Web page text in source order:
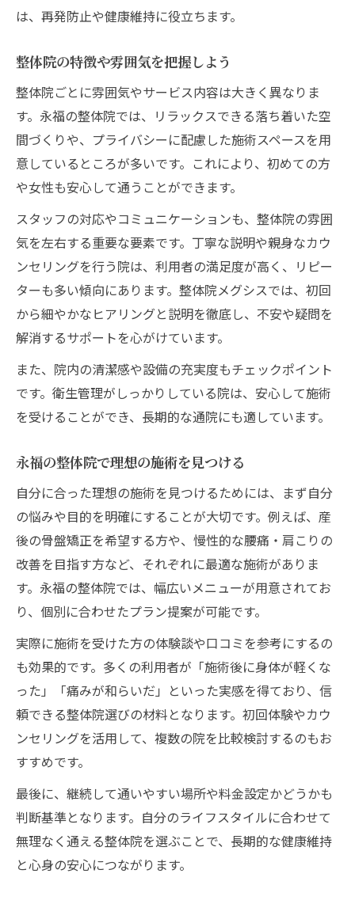
は、再発防止や健康維持に役立ちます。
整体院の特徴や雰囲気を把握しよう
整体院ごとに雰囲気やサービス内容は大きく異なりま
す。永福の整体院では、リラックスできる落ち着いた空
間づくりや、プライバシーに配慮した施術スペースを用
意しているところが多いです。これにより、初めての方
や女性も安心して通うことができます。
スタッフの対応やコミュニケーションも、整体院の雰囲
気を左右する重要な要素です。丁寧な説明や親身なカウ
ンセリングを行う院は、利用者の満足度が高く、リピー
ターも多い傾向にあります。整体院メグシスでは、初回
から細やかなヒアリングと説明を徹底し、不安や疑問を
解消するサポートを心がけています。
また、院内の清潔感や設備の充実度もチェックポイント
です。衛生管理がしっかりしている院は、安心して施術
を受けることができ、長期的な通院にも適しています。
永福の整体院で理想の施術を見つける
自分に合った理想の施術を見つけるためには、まず自分
の悩みや目的を明確にすることが大切です。例えば、産
後の骨盤矯正を希望する方や、慢性的な腰痛・肩こりの
改善を目指す方など、それぞれに最適な施術がありま
す。永福の整体院では、幅広いメニューが用意されてお
り、個別に合わせたプラン提案が可能です。
実際に施術を受けた方の体験談や口コミを参考にするの
も効果的です。多くの利用者が「施術後に身体が軽くな
った」「痛みが和らいだ」といった実感を得ており、信
頼できる整体院選びの材料となります。初回体験やカウ
ンセリングを活用して、複数の院を比較検討するのもお
すすめです。
最後に、継続して通いやすい場所や料金設定かどうかも
判断基準となります。自分のライフスタイルに合わせて
無理なく通える整体院を選ぶことで、長期的な健康維持
と心身の安心につながります。